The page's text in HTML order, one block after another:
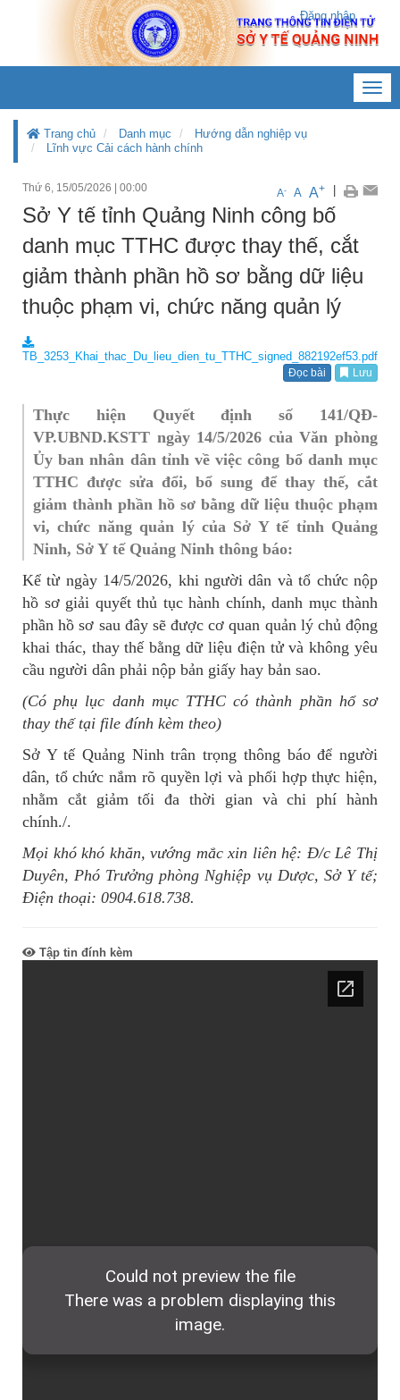
Đăng nhập
Trang chủ Danh mục
Hướng dẫn nghiệp vụ
Lĩnh vực Cải cách hành chính
Thứ 6, 15/05/2026 00:00 A- A A+
Sở Y tế tỉnh Quảng Ninh công bố
danh mục TTHC được thay thế, cắt
giảm thành phần hồ sơ bằng dữ liệu
thuộc phạm vi, chức năng quản lý
TB_3253_Khai_thac_Du_lieu_dien_tu_TTHC_signed_882192ef53.pdf
Đọc bài Lưu
Thực hiện Quyết định số 141/QĐ-
VP.UBND.KSTT ngày 14/5/2026 của Văn phòng
Ủy ban nhân dân tỉnh về việc công bố danh mục
TTHC được sửa đổi, bổ sung để thay thế, cắt
giảm thành phần hồ sơ bằng dữ liệu thuộc phạm
vi, chức năng quản lý của Sở Y tế tỉnh Quảng
Ninh, Sở Y tế Quảng Ninh thông báo:
Kể từ ngày 14/5/2026, khi người dân và tổ chức nộp
hồ sơ giải quyết thủ tục hành chính, danh mục thành
phần hồ sơ sau đây sẽ được cơ quan quản lý chủ động
khai thác, thay thế bằng dữ liệu điện tử và không yêu
cầu người dân phải nộp bản giấy hay bản sao.
(Có phụ lục danh mục TTHC có thành phần hổ sơ
thay thế tại file đính kèm theo)
Sở Y tế Quảng Ninh trân trọng thông báo để người
dân, tổ chức nắm rõ quyền lợi và phối hợp thực hiện,
nhằm cắt giảm tối đa thời gian và chi phí hành
chính./.
Mọi khó khó khăn, vướng mắc xin liên hệ: Đ/c Lê Thị
Duyên, Phó Trưởng phòng Nghiệp vụ Dược, Sở Y tế;
Điện thoại: 0904.618.738.
Tập tin đính kèm